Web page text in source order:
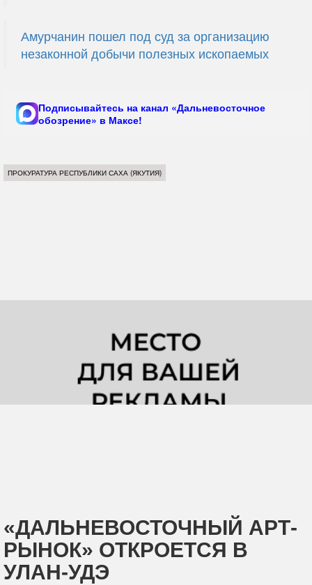
Амурчанин пошел под суд за организацию
незаконной добычи полезных ископаемых
Подписывайтесь на канал «Дальневосточное
обозрение» в Максе!
ПРОКУРАТУРА РЕСПУБЛИКИ САХА (ЯКУТИЯ)
«ДАЛЬНЕВОСТОЧНЫЙ АРТ-
РЫНОК» ОТКРОЕТСЯ В
УЛАН-УДЭ